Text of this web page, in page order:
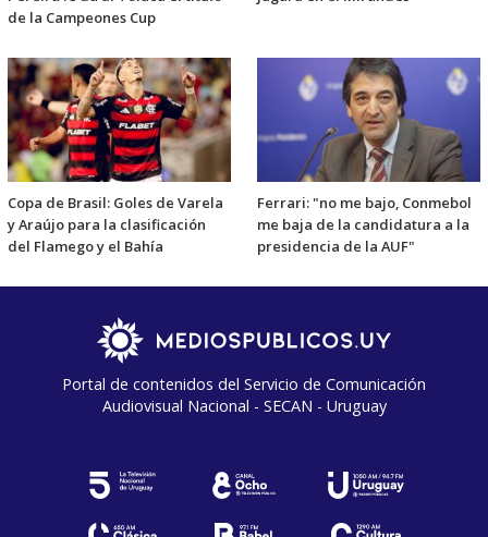
de la Campeones Cup
Copa de Brasil: Goles de Varela
y Araújo para la clasificación
del Flamego y el Bahía
Ferrari: "no me bajo, Conmebol
me baja de la candidatura a la
presidencia de la AUF"
Portal de contenidos del Servicio de Comunicación
Audiovisual Nacional - SECAN - Uruguay